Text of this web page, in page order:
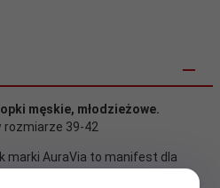
męskie, młodzieżowe.
rozmiarze 39-42
marki AuraVia to manifest dla
i każdy dzień jak nowe